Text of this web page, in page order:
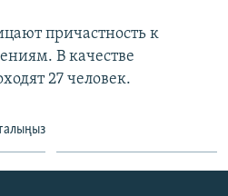
причастность к
В качестве
27 человек.